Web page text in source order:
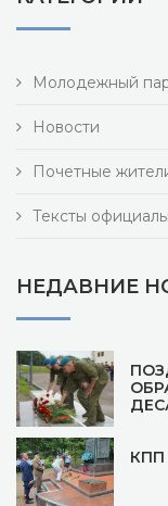
Молодежный
Новости
Почетные
Тексты
НЕДАВНИЕ
КПП